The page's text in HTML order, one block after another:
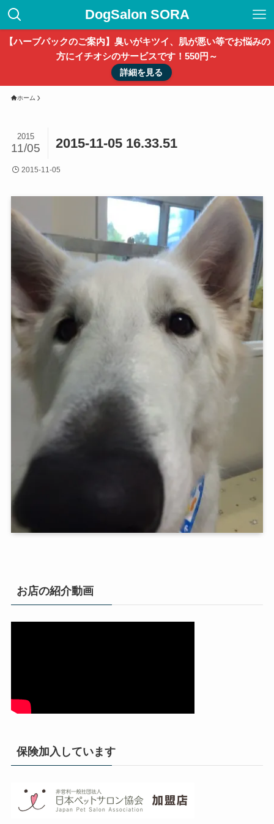
DogSalon SORA
【ハーブパックのご案内】臭いがキツイ、肌が悪い等でお悩みの
方にイチオシのサービスです！550円～
詳細を見る
ホーム
2015-11-05 16.33.51
2015
11/05
2015-11-05
お店の紹介動画
保険加入しています